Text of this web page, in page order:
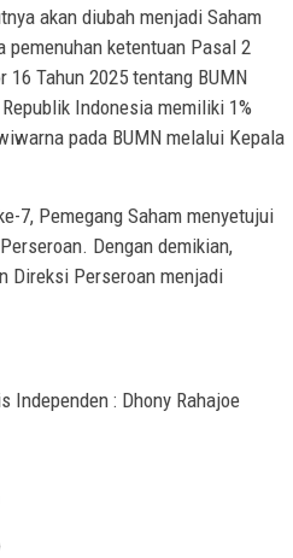
akan diubah menjadi Saham
pemenuhan ketentuan Pasal 2
16 Tahun 2025 tentang BUMN
Indonesia memiliki 1%
pada BUMN melalui Kepala
7, Pemegang Saham menyetujui
Dengan demikian,
Direksi Perseroan menjadi
Independen : Dhony Rahajoe